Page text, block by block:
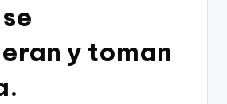
y toman